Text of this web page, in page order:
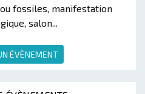
fossiles, manifestation
salon...
ÉVÈNEMENT